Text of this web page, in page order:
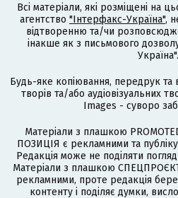
Всі матеріали, які розміщені на
агентство "Інтерфакс-Україна",
відтворенню та/чи
інакше як з письмового
Україна".
Будь-яке копіювання, передрук та
творів та/або аудіовізуальних
Images - суворо
Матеріали з плашкою
ПОЗИЦІЯ є рекламними та
Редакція може не поділяти
Матеріали з плашкою
рекламними, проте редакція бере
контенту і поділяє думки,